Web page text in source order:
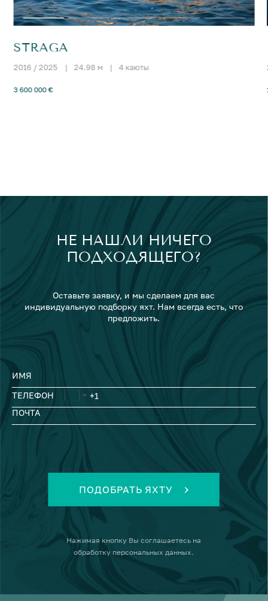
STRAGA
2016 / 2025 | 24.98 м | 4 каюты
3 600 000 €
НЕ НАШЛИ НИЧЕГО
ПОДХОДЯЩЕГО?
Оставьте заявку, и мы сделаем для вас
индивидуальную подборку яхт. Нам всегда есть, что
предложить.
ИМЯ
ТЕЛЕФОН
ПОЧТА
ПОДОБРАТЬ ЯХТУ
Нажимая кнопку Вы соглашаетесь на
обработку персональных данных.